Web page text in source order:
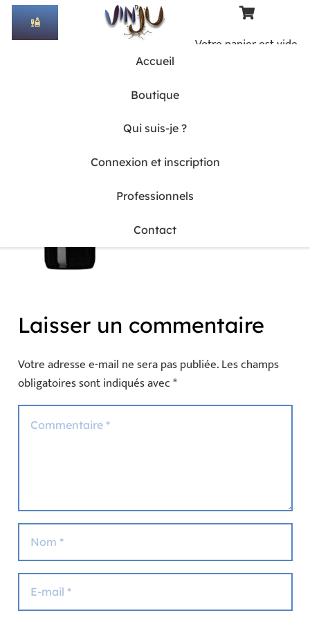
liquor
Votre panier est vide.
Accueil
Boutique
Qui suis-je ?
Connexion et inscription
Professionnels
Contact
Laisser un commentaire
Votre adresse e-mail ne sera pas publiée.Les champs
obligatoires sont indiqués avec*